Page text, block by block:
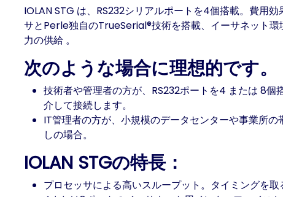
IOLAN STG は、RS232シリアルポートを4個搭載。費用
サとPerle独自のTrueSerial®技術を搭載、イーサネット環
力の供給 。
次のような場合に理想的です。
技術者や管理者の方が、RS232ポートを4 または 8
介して接続します。
IT管理者の方が、小規模のデータセンターや事業所
しの場合。
IOLAN STGの特長：
プロセッサによる高いスループット。タイミングを取